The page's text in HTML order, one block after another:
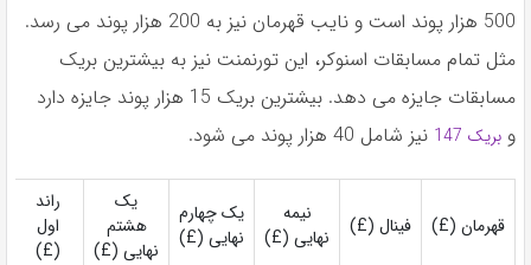
500 هزار پوند است و نایب قهرمان نیز به 200 هزار پوند می رسد.
مثل تمام مسابقات اسنوکر، این تورنمنت نیز به بیشترین بریک
مسابقات جایزه می دهد. بیشترین بریک 15 هزار پوند جایزه دارد
و بریک 147 نیز شامل 40 هزار پوند می شود.
قهرمان (£) فینال (£)
نیمه
نهایی (£)
یک چهارم
نهایی (£)
یک
هشتم
نهایی (£)
راند
اول
(£)